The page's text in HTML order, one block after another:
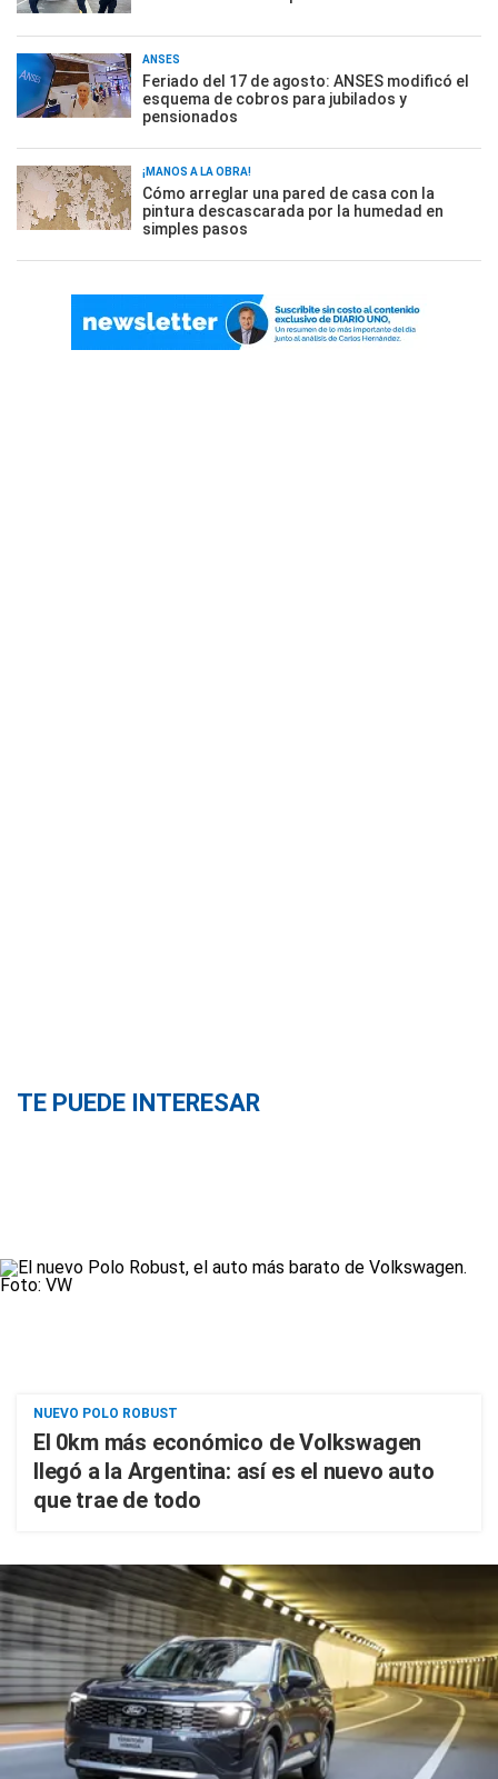
ANSES
Feriado del 17 de agosto: ANSES modificó el
esquema de cobros para jubilados y
pensionados
¡MANOS A LA OBRA!
Cómo arreglar una pared de casa con la
pintura descascarada por la humedad en
simples pasos
TE PUEDE INTERESAR
NUEVO POLO ROBUST
El 0km más económico de Volkswagen
llegó a la Argentina: así es el nuevo auto
que trae de todo